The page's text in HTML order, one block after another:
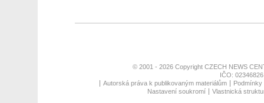
© 2001 - 2026 Copyright CZECH NEWS
IČO:
Autorská práva k publikovaným materiálům
Nastavení soukromí
Vlastnická